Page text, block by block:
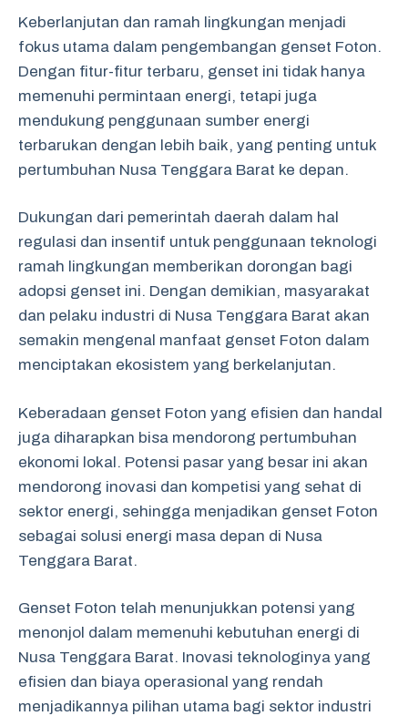
Keberlanjutan dan ramah lingkungan menjadi
fokus utama dalam pengembangan genset Foton.
Dengan fitur-fitur terbaru, genset ini tidak hanya
memenuhi permintaan energi, tetapi juga
mendukung penggunaan sumber energi
terbarukan dengan lebih baik, yang penting untuk
pertumbuhan Nusa Tenggara Barat ke depan.
Dukungan dari pemerintah daerah dalam hal
regulasi dan insentif untuk penggunaan teknologi
ramah lingkungan memberikan dorongan bagi
adopsi genset ini. Dengan demikian, masyarakat
dan pelaku industri di Nusa Tenggara Barat akan
semakin mengenal manfaat genset Foton dalam
menciptakan ekosistem yang berkelanjutan.
Keberadaan genset Foton yang efisien dan handal
juga diharapkan bisa mendorong pertumbuhan
ekonomi lokal. Potensi pasar yang besar ini akan
mendorong inovasi dan kompetisi yang sehat di
sektor energi, sehingga menjadikan genset Foton
sebagai solusi energi masa depan di Nusa
Tenggara Barat.
Genset Foton telah menunjukkan potensi yang
menonjol dalam memenuhi kebutuhan energi di
Nusa Tenggara Barat. Inovasi teknologinya yang
efisien dan biaya operasional yang rendah
menjadikannya pilihan utama bagi sektor industri